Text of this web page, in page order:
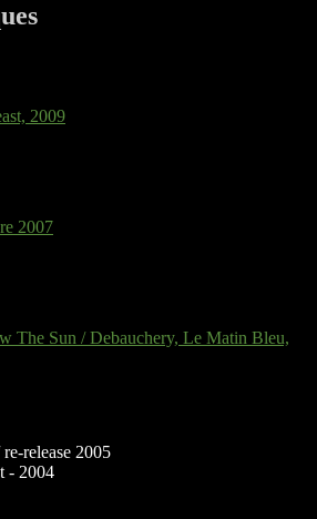
2009
2007
The Sun / Debauchery, Le Matin Bleu,
release 2005
- 2004